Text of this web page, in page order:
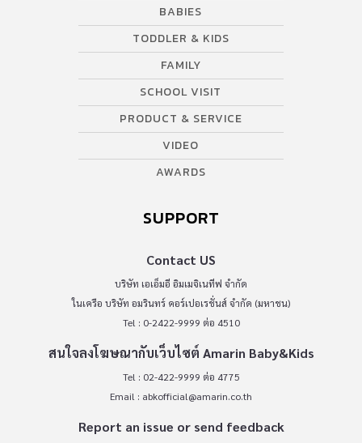
BABIES
TODDLER & KIDS
FAMILY
SCHOOL VISIT
PRODUCT & SERVICE
VIDEO
AWARDS
SUPPORT
Contact US
บริษัท เอเอ็มอี อิมเมจิเนทีฟ จำกัด
ในเครือ บริษัท อมรินทร์ คอร์เปอเรชั่นส์ จำกัด (มหาชน)
Tel : 0-2422-9999 ต่อ 4510
สนใจลงโฆษณากับเว็บไซต์ Amarin Baby&Kids
Tel : 02-422-9999 ต่อ 4775
Email : abkofficial@amarin.co.th
Report an issue or send feedback